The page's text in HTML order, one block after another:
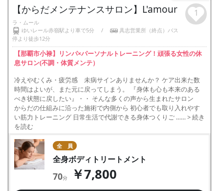
【からだメンテナンスサロン】L'amour
ラ・ムール
ゆいレール赤嶺駅より車で5分
/
具志営業所（終点）バス
停より徒歩12分
1
【那覇市小禄】リンパ×パーソナルトレーニング！頑張る女性の休
息サロン(不調・体質メンテ）
冷えやむくみ・疲労感 未病サインありませんか？ ケア出来た数
時間はよいが、また元に戻ってしまう。 『身体も心も本来のある
べき状態に戻したい』・・ そんな多くの声から生まれたサロン
からだの仕組みに沿った施術で内側から 初心者でも取り入れやす
い筋力トレーニング 日常生活で代謝できる身体つくりご …… > 続き
を読む
全 員
全身ボディトリートメント
70分 ￥7,800